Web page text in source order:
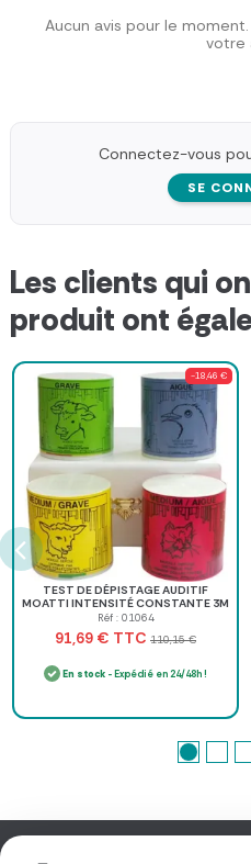
Aucun avis pour le
votre
Connectez-vous
SE
Les clients qui
produit ont
-18,46 €
TEST DE DÉPISTAGE AUDITIF
MOATTI INTENSITÉ CONSTANTE 3M
- coffret de 4 boîtes
Réf : 01064
91,69 € TTC 110,15 €
En stock - Expédié en 24/48h !